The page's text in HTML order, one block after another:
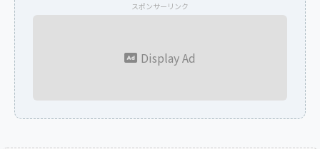
スポンサーリンク
Display Ad